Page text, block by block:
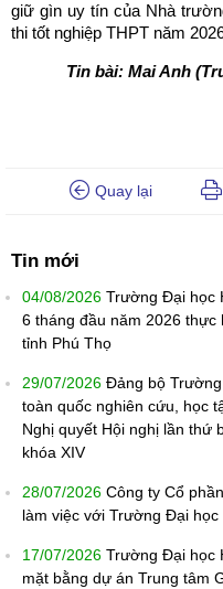
giữ gìn uy tín của Nhà
thi tốt nghiệp THPT năm
Tin bài: Mai Anh
Quay lại
Tin mới
04/08/2026 Trường Đại học
6 tháng đầu năm 2026 thực
tỉnh Phú Thọ
29/07/2026 Đảng bộ
toàn quốc nghiên cứu, học
Nghị quyết Hội nghị lần thứ
khóa XIV
28/07/2026 Công ty Cổ
làm việc với Trường Đại học
17/07/2026 Trường Đại học
mặt bằng dự án Trung tâm